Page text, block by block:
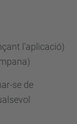
l'aplicació)
se de